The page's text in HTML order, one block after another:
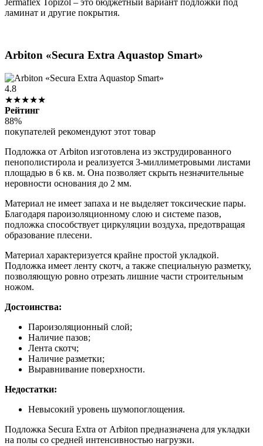
ламинат и другие покрытия.
Arbiton «Secura Extra Aquastop Smart»
4.8
★★★★★
Рейтинг
88%
покупателей рекомендуют этот товар
Подложка от Arbiton изготовлена из экструдированного
пенополистирола и реализуется 3-миллиметровыми листами
площадью в 6 кв. м. Она позволяет скрыть незначительные
неровности основания до 2 мм.
Материал не имеет запаха и не выделяет токсические пары.
Благодаря пароизоляционному слою и системе пазов,
подложка способствует циркуляции воздуха, предотвращая
образование плесени.
Материал характеризуется крайне простой укладкой.
Подложка имеет ленту скотч, а также специальную разметку,
позволяющую ровно отрезать лишние части строительным
ножом.
Достоинства:
Пароизоляционный слой;
Наличие пазов;
Лента скотч;
Наличие разметки;
Выравнивание поверхности.
Недостатки:
Невысокий уровень шумопоглощения.
Подложка Secura Extra от Arbiton предназначена для укладки
на полы со средней интенсивностью нагрузки.